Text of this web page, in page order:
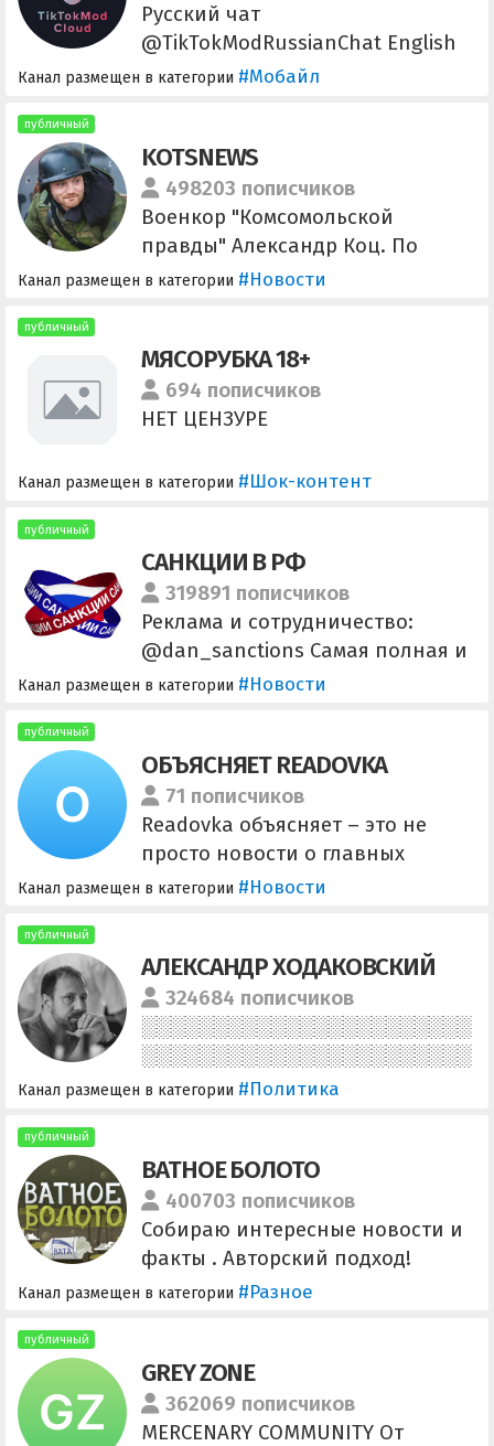
Русский чат
@TikTokModRussianChat English
chat @TikTokModGlobalChat 中文
выложить видео для Android/iOS
@TikTokMod_Bot
Реклама/Advertising
@tommyhellatigr
Канал размещен в категории #Мобайл
публичный
KOTSNEWS
498203 пописчиков
Военкор "Комсомольской
правды" Александр Коц. По
рекламе (ИП, договор, токен):
пожертвований: Альфа 5559 5720
5317 0520 СБП (Альфа или Сбер)
+79055526367 (Александр
Канал размещен в категории #Новости
публичный
МЯСОРУБКА 18+
694 пописчиков
НЕТ ЦЕНЗУРЕ
Канал размещен в категории #Шок-контент
публичный
САНКЦИИ В РФ
319891 пописчиков
Реклама и сотрудничество:
@dan_sanctions Самая полная и
оперативная информация о
Канал размещен в категории #Новости
публичный
ОБЪЯСНЯЕТ READOVKA
71 пописчиков
Readovka объясняет – это не
просто новости о главных
событиях за день, а то, что
Канал размещен в категории #Новости
публичный
АЛЕКСАНДР ХОДАКОВСКИЙ
324684 пописчиков
Канал размещен в категории #Политика
публичный
ВАТНОЕ БОЛОТО
400703 пописчиков
Собираю интересные новости и
факты . Авторский подход!
youtube.com/channel/UC3bbfJPW
Канал размещен в категории #Разное
публичный
GREY ZONE
362069 пописчиков
MERCENARY COMMUNITY От